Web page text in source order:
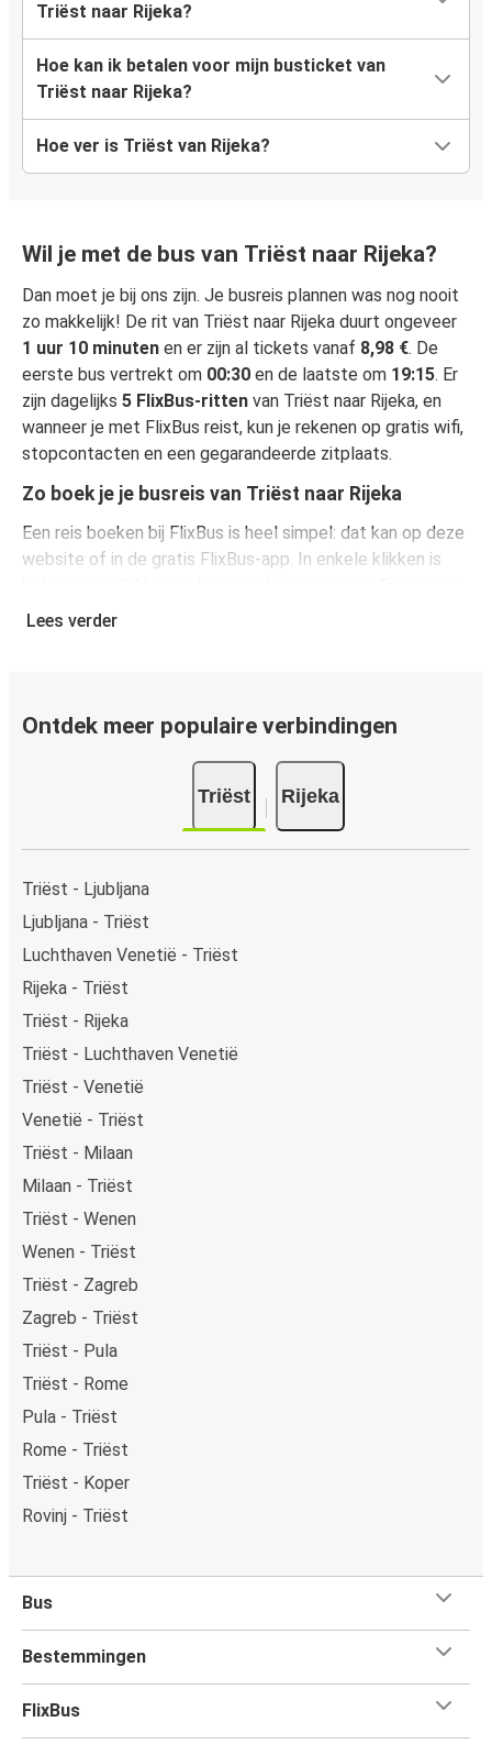
Triëst naar Rijeka?
Hoe kan ik betalen voor mijn busticket van
Triëst naar Rijeka?
Hoe ver is Triëst van Rijeka?
Wil je met de bus van Triëst naar Rijeka?
Dan moet je bij ons zijn. Je busreis plannen was nog nooit
zo makkelijk! De rit van Triëst naar Rijeka duurt ongeveer
1 uur 10 minuten en er zijn al tickets vanaf 8,98 €. De
eerste bus vertrekt om 00:30 en de laatste om 19:15. Er
zijn dagelijks 5 FlixBus-ritten van Triëst naar Rijeka, en
wanneer je met FlixBus reist, kun je rekenen op gratis wifi,
stopcontacten en een gegarandeerde zitplaats.
Zo boek je je busreis van Triëst naar Rijeka
Een reis boeken bij FlixBus is heel simpel: dat kan op deze
website of in de gratis FlixBus-app. In enkele klikken is
Rijeka, heb je de keuze uit verschillende beveiligde online
onze verkooppunten kun je cash betalen.
Lees verder
Ontdek meer populaire verbindingen
Triëst Rijeka
Triëst - Ljubljana
Ljubljana - Triëst
Luchthaven Venetië - Triëst
Rijeka - Triëst
Triëst - Rijeka
Triëst - Luchthaven Venetië
Triëst - Venetië
Venetië - Triëst
Triëst - Milaan
Milaan - Triëst
Triëst - Wenen
Wenen - Triëst
Triëst - Zagreb
Zagreb - Triëst
Triëst - Pula
Triëst - Rome
Pula - Triëst
Rome - Triëst
Triëst - Koper
Rovinj - Triëst
Bus
Bestemmingen
FlixBus